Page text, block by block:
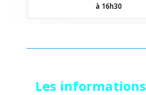
à 16h30
Les informations